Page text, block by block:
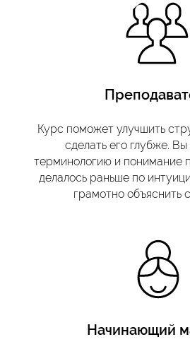
Курс поможет улучшить
сделать его глубже.
терминологию и понимание
делалось раньше по
грамотно объяснить
Начинающий